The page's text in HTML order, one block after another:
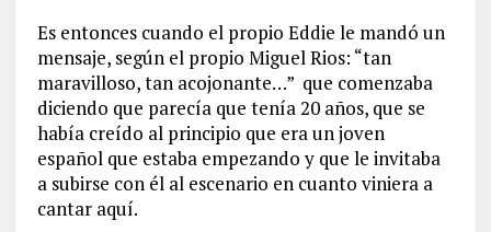
Es entonces cuando el propio Eddie le mandó un
mensaje, según el propio Miguel Rios: “tan
maravilloso, tan acojonante…” que comenzaba
diciendo que parecía que tenía 20 años, que se
había creído al principio que era un joven
español que estaba empezando y que le invitaba
a subirse con él al escenario en cuanto viniera a
cantar aquí.